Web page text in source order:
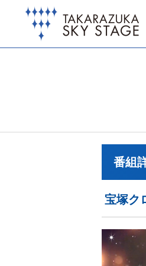
番組
宝塚ク